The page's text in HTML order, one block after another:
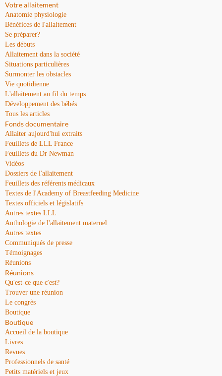
Votre allaitement
Anatomie physiologie
Bénéfices de l'allaitement
Se préparer?
Les débuts
Allaitement dans la société
Situations particulières
Surmonter les obstacles
Vie quotidienne
L'allaitement au fil du temps
Développement des bébés
Tous les articles
Fonds documentaire
Allaiter aujourd'hui extraits
Feuillets de LLL France
Feuillets du Dr Newman
Vidéos
Dossiers de l'allaitement
Feuillets des référents médicaux
Textes de l'Academy of Breastfeeding Medicine
Textes officiels et législatifs
Autres textes LLL
Anthologie de l'allaitement maternel
Autres textes
Communiqués de presse
Témoignages
Réunions
Réunions
Qu'est-ce que c'est?
Trouver une réunion
Le congrès
Boutique
Boutique
Accueil de la boutique
Livres
Revues
Professionnels de santé
Petits matériels et jeux